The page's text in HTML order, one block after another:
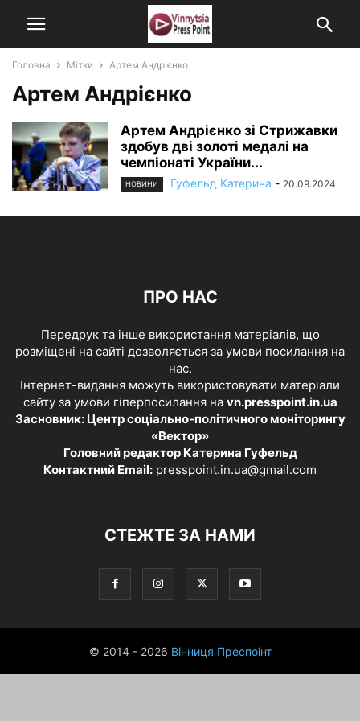
Головна Мітки Артем Андрієнко
Артем Андрієнко
Артем Андрієнко зі Стрижавки
здобув дві золоті медалі на
чемпіонаті України...
НОВИНИ Гуфельд Катерина - 20.09.2024
ПРО НАС
Передрук та інше використання матеріалів, що
розміщені на сайті дозволяється за умови посилання на
нас.
Інтернет-видання можуть використовувати матеріали
сайту за умови гіперпосилання на vn.presspoint.in.ua
Засновник: Центр соціально-політичного моніторингу
«Вектор»
Головний редактор Катерина Гуфельд
Контактний Email: presspoint.in.ua@gmail.com
СТЕЖТЕ ЗА НАМИ
© 2014 - 2026 Вінниця Преспоінт